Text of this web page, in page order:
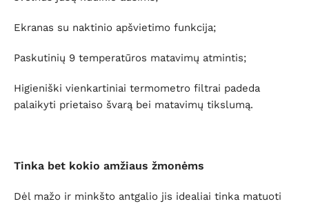
Ekranas su naktinio apšvietimo funkcija;
Paskutinių 9 temperatūros matavimų atmintis;
Higieniški vienkartiniai termometro filtrai padeda
palaikyti prietaiso švarą bei matavimų tikslumą.
Tinka bet kokio amžiaus žmonėms
Dėl mažo ir minkšto antgalio jis idealiai tinka matuoti